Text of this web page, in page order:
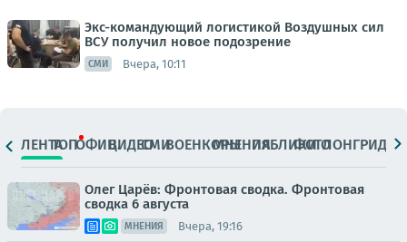
Экс-командующий логистикой Воздушных сил
ВСУ получил новое подозрение
СМИ Вчера, 10:11
ЛЕНТАТОПОФИЦ.ВИДЕОСМИВОЕНКОРЫМНЕНИЯПАБЛИКИ
ФОТОЛОНГРИДЫ
Олег Царёв: Фронтовая сводка. Фронтовая
сводка 6 августа
МНЕНИЯ Вчера, 19:16